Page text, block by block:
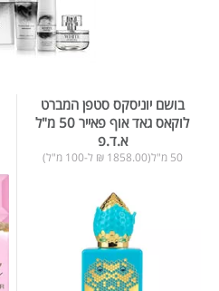
בושם יוניסקס סטפן המברט
לוקאס גאד אוף פאייר 50 מ"ל
א.ד.פ
50 מ"ל(1858.00 ₪ ל-100 מ"ל)